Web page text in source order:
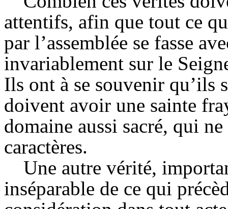
attentifs, afin que tout ce
par l’assemblée se fasse
invariablement sur le
Ils ont à se souvenir qu’ils
doivent avoir une sainte
domaine aussi sacré, qui
caractères.
Une autre vérité,
inséparable de ce qui